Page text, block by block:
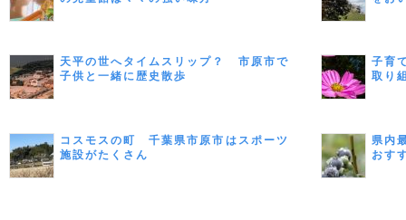
天平の世へタイムスリップ？ 市原市で
子供と一緒に歴史散歩
子育
取り
コスモスの町 千葉県市原市はスポーツ
施設がたくさん
県内
おす